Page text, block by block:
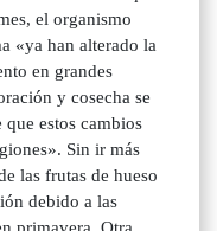
el organismo
«ya han alterado la
en grandes
y cosecha se
estos cambios
Sin ir más
las frutas de hueso
debido a las